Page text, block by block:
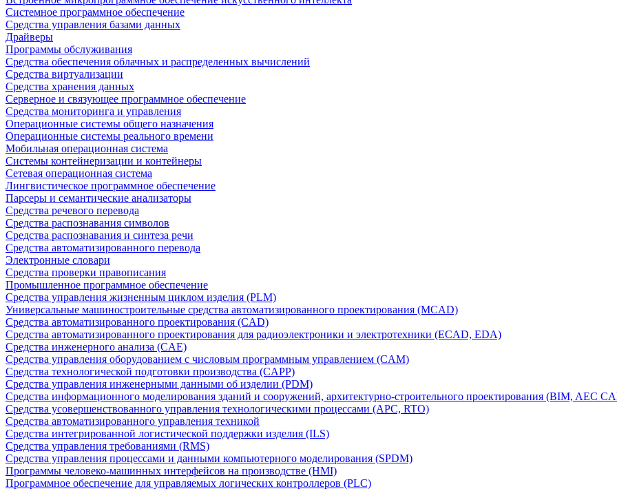
Системное программное обеспечение
Средства управления базами данных
Драйверы
Программы обслуживания
Средства обеспечения облачных и распределенных вычислений
Средства виртуализации
Средства хранения данных
Серверное и связующее программное обеспечение
Средства мониторинга и управления
Операционные системы общего назначения
Операционные системы реального времени
Мобильная операционная система
Системы контейнеризации и контейнеры
Сетевая операционная система
Лингвистическое программное обеспечение
Парсеры и семантические анализаторы
Средства речевого перевода
Средства распознавания символов
Средства распознавания и синтеза речи
Средства автоматизированного перевода
Электронные словари
Средства проверки правописания
Промышленное программное обеспечение
Средства управления жизненным циклом изделия (PLM)
Универсальные машиностроительные средства автоматизированного проектирования (MCAD)
Средства автоматизированного проектирования (CAD)
Средства автоматизированного проектирования для радиоэлектроники и электротехники (ECAD, EDA)
Средства инженерного анализа (CAE)
Средства управления оборудованием с числовым программным управлением (CAM)
Средства технологической подготовки производства (CAPP)
Средства управления инженерными данными об изделии (PDM)
Средства информационного моделирования зданий и сооружений, архитектурно-строительного проектирования (BIM, AEC
Средства усовершенствованного управления технологическими процессами (APC, RTO)
Средства автоматизированного управления техникой
Средства интегрированной логистической поддержки изделия (ILS)
Средства управления требованиями (RMS)
Средства управления процессами и данными компьютерного моделирования (SPDM)
Программы человеко-машинных интерфейсов на производстве (HMI)
Программное обеспечение для управляемых логических контроллеров (PLC)